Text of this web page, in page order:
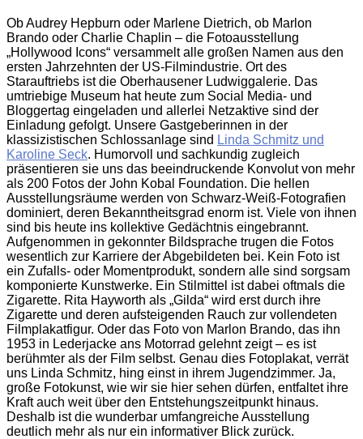
Ob Audrey Hepburn oder Marlene Dietrich, ob Marlon
Brando oder Charlie Chaplin – die Fotoausstellung
„Hollywood Icons“ versammelt alle großen Namen aus den
ersten Jahrzehnten der US-Filmindustrie. Ort des
Starauftriebs ist die Oberhausener Ludwiggalerie. Das
umtriebige Museum hat heute zum Social Media- und
Bloggertag eingeladen und allerlei Netzaktive sind der
Einladung gefolgt. Unsere Gastgeberinnen in der
klassizistischen Schlossanlage sind Linda Schmitz und
Karoline Seck. Humorvoll und sachkundig zugleich
präsentieren sie uns das beeindruckende Konvolut von mehr
als 200 Fotos der John Kobal Foundation. Die hellen
Ausstellungsräume werden von Schwarz-Weiß-Fotografien
dominiert, deren Bekanntheitsgrad enorm ist. Viele von ihnen
sind bis heute ins kollektive Gedächtnis eingebrannt.
Aufgenommen in gekonnter Bildsprache trugen die Fotos
wesentlich zur Karriere der Abgebildeten bei. Kein Foto ist
ein Zufalls- oder Momentprodukt, sondern alle sind sorgsam
komponierte Kunstwerke. Ein Stilmittel ist dabei oftmals die
Zigarette. Rita Hayworth als „Gilda“ wird erst durch ihre
Zigarette und deren aufsteigenden Rauch zur vollendeten
Filmplakatfigur. Oder das Foto von Marlon Brando, das ihn
1953 in Lederjacke ans Motorrad gelehnt zeigt – es ist
berühmter als der Film selbst. Genau dies Fotoplakat, verrät
uns Linda Schmitz, hing einst in ihrem Jugendzimmer. Ja,
große Fotokunst, wie wir sie hier sehen dürfen, entfaltet ihre
Kraft auch weit über den Entstehungszeitpunkt hinaus.
Deshalb ist die wunderbar umfangreiche Ausstellung
deutlich mehr als nur ein informativer Blick zurück.